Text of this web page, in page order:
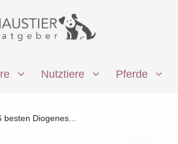
Nutztiere Pferde
besten Diogenes...